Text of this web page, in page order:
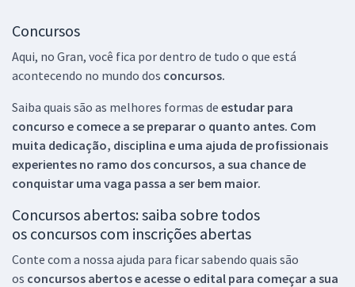
Concursos
Aqui, no Gran, você fica por dentro de tudo o que está
acontecendo no mundo dos concursos.
Saiba quais são as melhores formas de estudar para
concurso e comece a se preparar o quanto antes. Com
muita dedicação, disciplina e uma ajuda de profissionais
experientes no ramo dos concursos, a sua chance de
conquistar uma vaga passa a ser bem maior.
Concursos abertos: saiba sobre todos
os concursos com inscrições abertas
Conte com a nossa ajuda para ficar sabendo quais são
os concursos abertos e acesse o edital para começar a sua